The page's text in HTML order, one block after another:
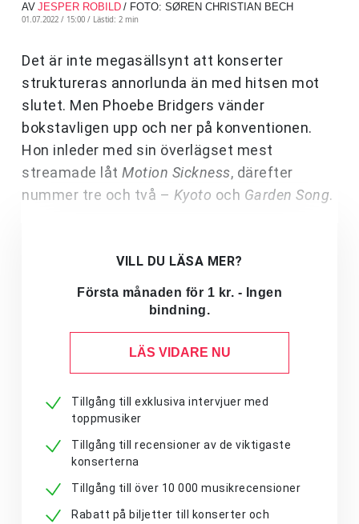
AV JESPER ROBILD / FOTO: SØREN CHRISTIAN BECH
01.07.2022 / 15:00 / Lästid: 2 min
Det är inte megasällsynt att konserter
struktureras annorlunda än med hitsen mot
slutet. Men Phoebe Bridgers vänder
bokstavligen upp och ner på konventionen.
Hon inleder med sin överlägset mest
streamade låt Motion Sickness, därefter
nummer tre och två – Kyoto och Garden Song.
VILL DU LÄSA MER?
Första månaden för 1 kr. - Ingen
bindning.
LÄS VIDARE NU
Tillgång till exklusiva intervjuer med
toppmusiker
Tillgång till recensioner av de viktigaste
konserterna
Tillgång till över 10 000 musikrecensioner
Rabatt på biljetter till konserter och